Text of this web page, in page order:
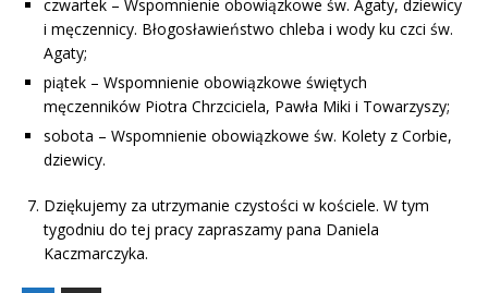
czwartek – Wspomnienie obowiązkowe św. Agaty, dziewicy
i męczennicy. Błogosławieństwo chleba i wody ku czci św.
Agaty;
piątek – Wspomnienie obowiązkowe świętych
męczenników Piotra Chrzciciela, Pawła Miki i Towarzyszy;
sobota – Wspomnienie obowiązkowe św. Kolety z Corbie,
dziewicy.
Dziękujemy za utrzymanie czystości w kościele. W tym
tygodniu do tej pracy zapraszamy pana Daniela
Kaczmarczyka.